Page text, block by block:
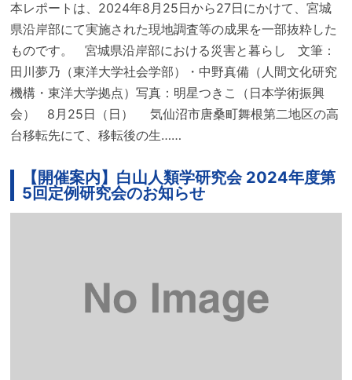
本レポートは、2024年8月25日から27日にかけて、宮城
県沿岸部にて実施された現地調査等の成果を一部抜粋した
ものです。 宮城県沿岸部における災害と暮らし 文筆：
田川夢乃（東洋大学社会学部）・中野真備（人間文化研究
機構・東洋大学拠点）写真：明星つきこ（日本学術振興
会） 8月25日（日） 気仙沼市唐桑町舞根第二地区の高
台移転先にて、移転後の生……
【開催案内】白山人類学研究会 2024年度第
5回定例研究会のお知らせ